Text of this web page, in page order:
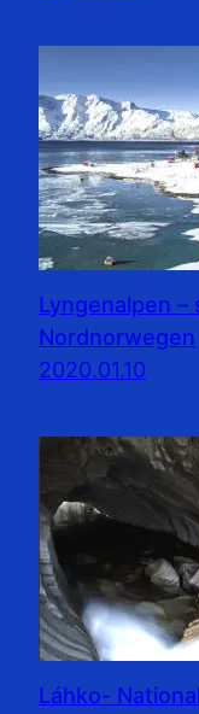
Lyngenalpen
Nordnorwegen
2020.01.10
Láhko-